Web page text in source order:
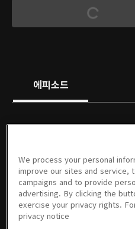
에피소드
01회
11/26/2025 • 1시간 13분
02회
12/03/2025 • 1시간 13분
03회
12/10/2025 • 1시간 10분
We process your personal
improve our sites and service,
campaigns and to provide
advertising. By clicking the
exercise your privacy rights.
privacy notice